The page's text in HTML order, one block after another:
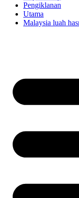
Pengiklanan
Utama
Malaysia luah